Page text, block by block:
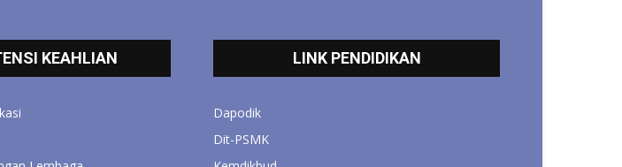
KEAHLIAN LINK PENDIDIKAN
Dapodik
Dit-PSMK